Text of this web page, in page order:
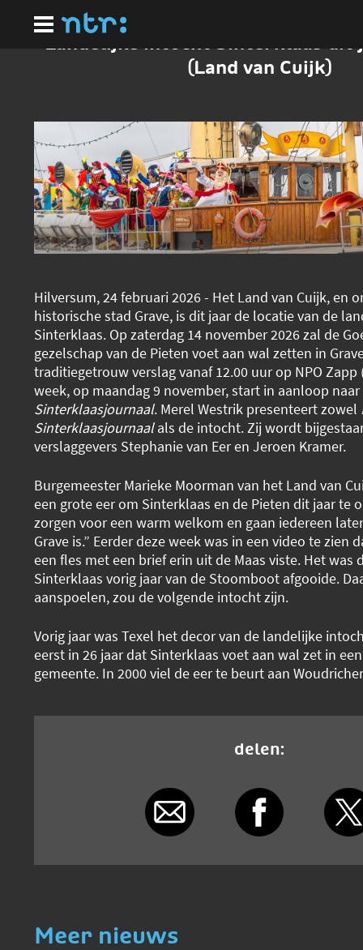
hoofdinhoud
Landelijke intocht Sinterklaas dit
(Land van Cuijk)
Hilversum, 24 februari 2026 - Het Land van Cuijk, en
historische stad Grave, is dit jaar de locatie van de
Sinterklaas. Op zaterdag 14 november 2026 zal de
gezelschap van de Pieten voet aan wal zetten in
traditiegetrouw verslag vanaf 12.00 uur op NPO Zapp
week, op maandag 9 november, start in aanloop
Sinterklaasjournaal. Merel Westrik presenteert zowel
Sinterklaasjournaalals de intocht. Zij wordt
verslaggevers Stephanie van Eer en Jeroen Kramer.
Burgemeester Marieke Moorman van het Land van
een grote eer om Sinterklaas en de Pieten dit jaar te
zorgen voor een warm welkom en gaan iedereen
Grave is.” Eerder deze week was in een video te zien
een fles met een brief erin uit de Maas viste. Het was
Sinterklaas vorig jaar van de Stoomboot afgooide.
aanspoelen, zou de volgende intocht zijn.
Vorig jaar was Texel het decor van de landelijke
eerst in 26 jaar dat Sinterklaas voet aan wal zet in
gemeente. In 2000 viel de eer te beurt aan
delen:
Meer nieuws